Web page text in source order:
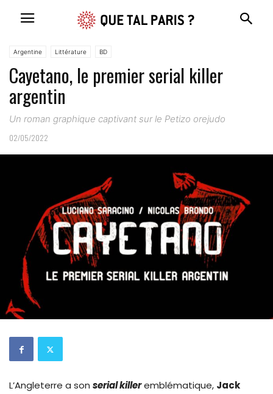
Argentine Littérature BD
Cayetano, le premier serial killer
argentin
Un roman graphique captivant sur le Petizo orejudo
02/05/2022
L’Angleterre a son serial killeremblématique, Jack